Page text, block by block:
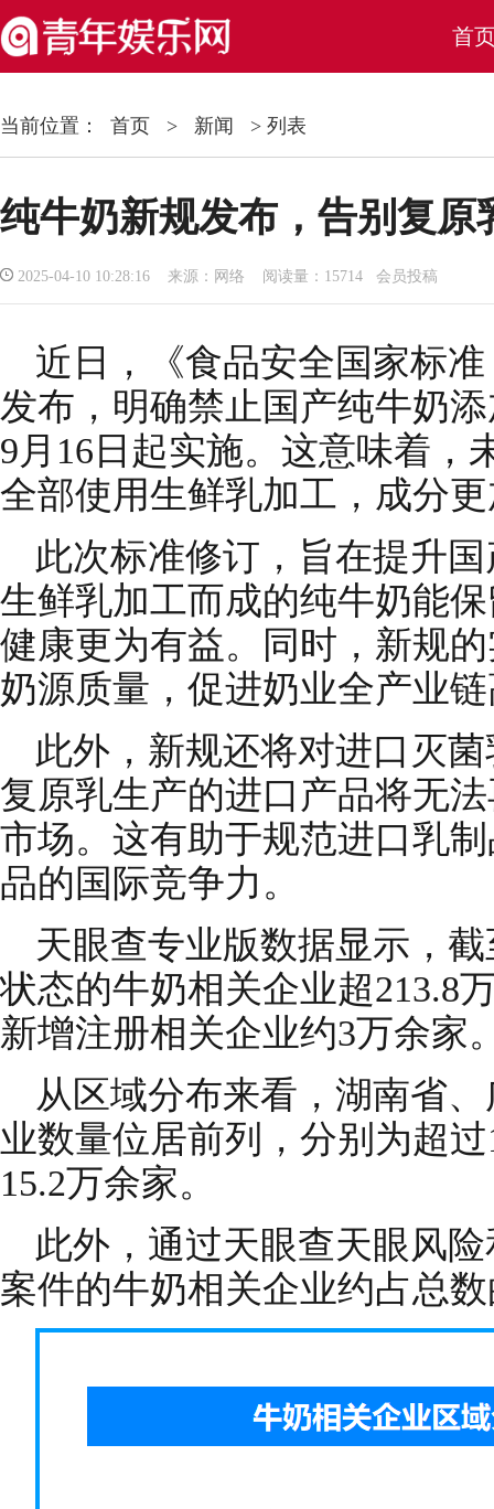
首
当前位置： 首页 > 新闻 > 列表
纯牛奶新规发布，告别复原
2025-04-10 10:28:16 来源：网络 阅读量：15714 会员投稿
近日，《食品安全国家标
发布，明确禁止国产纯牛奶
9月16日起实施。这意味着，
全部使用生鲜乳加工，成分
此次标准修订，旨在提升
生鲜乳加工而成的纯牛奶能
健康更为有益。同时，新规
奶源质量，促进奶业全产业
此外，新规还将对进口灭
复原乳生产的进口产品将无
市场。这有助于规范进口乳
品的国际竞争力。
天眼查专业版数据显示，
状态的牛奶相关企业超213.8
新增注册相关企业约3万余家
从区域分布来看，湖南省
业数量位居前列，分别为超
15.2万余家。
此外，通过天眼查天眼风
案件的牛奶相关企业约占总数